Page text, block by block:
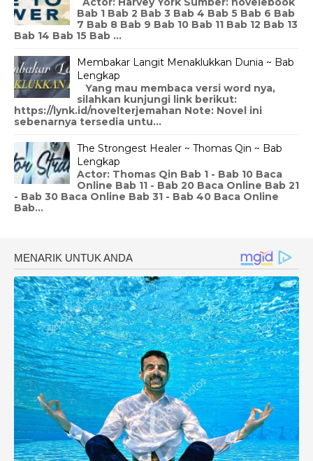
Bab 1 Bab 2 Bab 3 Bab 4 Bab 5 Bab 6 Bab
7 Bab 8 Bab 9 Bab 10 Bab 11 Bab 12 Bab 13
Bab 14 Bab 15 Bab ...
Membakar Langit Menaklukkan Dunia ~ Bab
Lengkap
Yang mau membaca versi word nya,
silahkan kunjungi link berikut:
https://lynk.id/novelterjemahan Note: Novel ini
sebenarnya tersedia untu...
The Strongest Healer ~ Thomas Qin ~ Bab
Lengkap
Actor: Thomas Qin Bab 1 - Bab 10 Baca
Online Bab 11 - Bab 20 Baca Online Bab 21
- Bab 30 Baca Online Bab 31 - Bab 40 Baca Online
Bab...